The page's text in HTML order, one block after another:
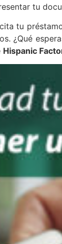
tu
tu
¿Qué
Hispanic